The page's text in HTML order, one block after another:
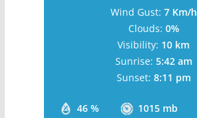
46 % 1015 mb
Wind Gust: 7 Km/h
Clouds: 0%
Visibility: 10 km
Sunrise: 5:42 am
Sunset: 8:11 pm